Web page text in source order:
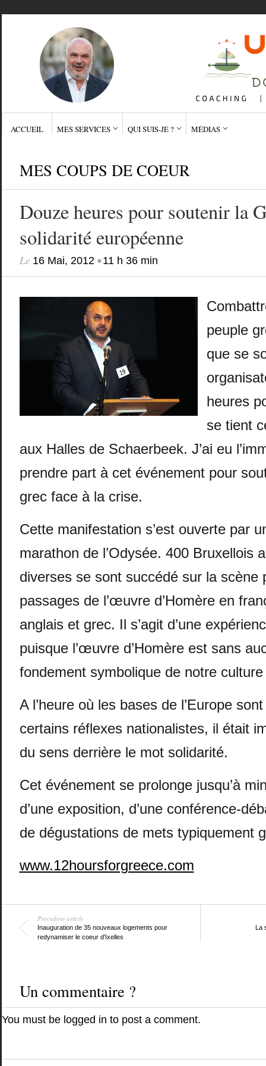
ACCUEIL MES SERVICES QUI SUIS-JE ? MÉDIAS
MES COUPS DE COEUR
Douze heures pour soutenir la
solidarité européenne
Le 16 Mai, 2012•11 h 36 min
peuple
que se
heures
se tient
aux Halles de Schaerbeek. J’ai eu
prendre part à cet événement pour
grec face à la crise.
Cette manifestation s’est ouverte par
marathon de l’Odysée. 400 Bruxellois
diverses se sont succédé sur la scène
passages de l’œuvre d’Homère en
anglais et grec. Il s’agit d’une
puisque l’œuvre d’Homère est sans
fondement symbolique de notre
A l’heure où les bases de l’Europe
certains réflexes nationalistes, il était
du sens derrière le mot solidarité.
Cet événement se prolonge jusqu’à
d’une exposition, d’une conférence-
de dégustations de mets typiquement
www.12hoursforgreece.com
Precedent article
Inauguration de 35 nouveaux logements pour
redynamiser le coeur d'Ixelles
La
Un commentaire ?
You must be logged in to post a comment.